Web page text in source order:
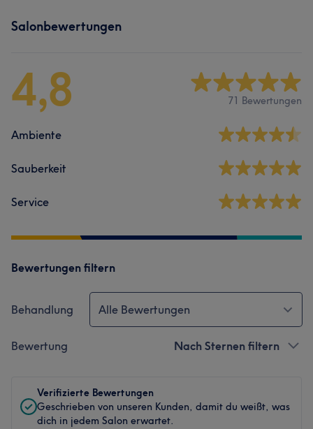
Salonbewertungen
4,8 71 Bewertungen
Ambiente
Sauberkeit
Service
Bewertungen filtern
Behandlung Alle Bewertungen
Bewertung Nach Sternen filtern
Verifizierte Bewertungen
Geschrieben von unseren Kunden, damit du weißt, was
dich in jedem Salon erwartet.